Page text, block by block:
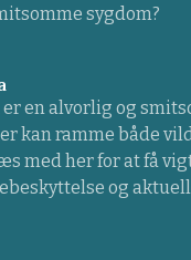
sygdom?
en alvorlig og
kan ramme både
med her for at få
og